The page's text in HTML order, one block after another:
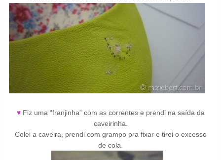
♥ Fiz uma “franjinha” com as correntes e prendi na saída da
caveirinha.
Colei a caveira, prendi com grampo pra fixar e tirei o excesso
de cola.